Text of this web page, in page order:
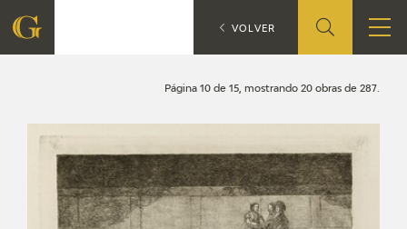
CENTRO DE INVESTIGACIÓN Y DOCUMENTACIÓN
ACCIÓN CORPORATIVA
Página 10 de 15, mostrando 20 obras de 287.
CATÁLOGO Búsqueda
VOLVER